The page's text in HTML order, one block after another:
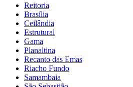
Reitoria
Brasília
Ceilândia
Estrutural
Gama
Planaltina
Recanto das Emas
Riacho Fundo
Samambaia